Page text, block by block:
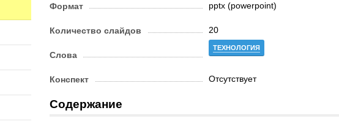
Формат pptx (powerpoint)
Количество слайдов 20
Слова
ТЕХНОЛОГИЯ
Конспект Отсутствует
Содержание